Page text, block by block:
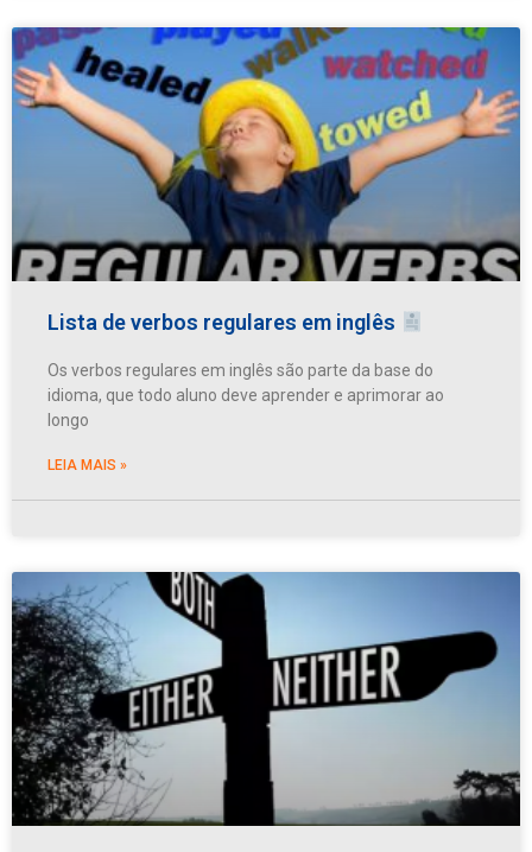
Lista de verbos regulares em inglês
Os verbos regulares em inglês são parte da base do
idioma, que todo aluno deve aprender e aprimorar ao
longo
LEIA MAIS »